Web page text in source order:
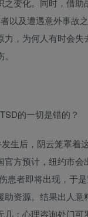
之变化。同时，借助
者以及遭遇意外事故
力，为何人有时会失
的一切是错的？
发生后，阴云笼罩着
方预计，纽约市会
患者即将出现，于
助资源。结果出人意
几；心理咨询处门可